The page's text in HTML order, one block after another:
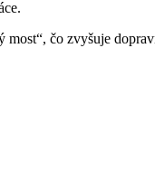
čo zvyšuje